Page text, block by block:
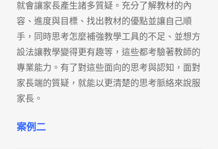
就會讓家長產生諸多質疑。充分了解教材的內
容、進度與目標、找出教材的優點並讓自己順
手，同時思考怎麼補強教學工具的不足、並想方
設法讓教學變得更有趣等，這些都考驗著教師的
專業能力。有了對這些面向的思考與認知，面對
家長端的質疑，就能以更清楚的思考脈絡來說服
家長。
案例二